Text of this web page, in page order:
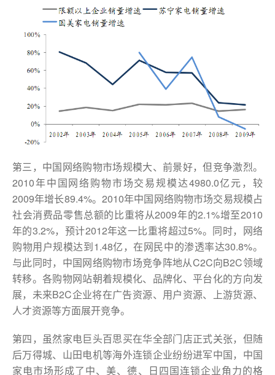
第三，中国网络购物市场规模大、前景好，但竞争激烈。
2010年中国网络购物市场交易规模达4980.0亿元，较
2009年增长89.4%。2010年中国网络购物市场交易规模占
社会消费品零售总额的比重将从2009年的2.1%增至2010
年的3.2%，预计2012年这一比重将超过5%。同时，网络
购物用户规模达到1.48亿，在网民中的渗透率达30.8%。
与此同时，中国网络购物市场竞争阵地从C2C向B2C领域
转移。各购物网站朝着规模化、品牌化、平台化的方向发
展，未来B2C企业将在广告资源、用户资源、上游货源、
人才资源等方面展开竞争。
第四，虽然家电巨头百思买在华全部门店正式关张，但随
后万得城、山田电机等海外连锁企业纷纷进军中国，中国
家电市场形成了中、美、德、日四国连锁企业角力的格